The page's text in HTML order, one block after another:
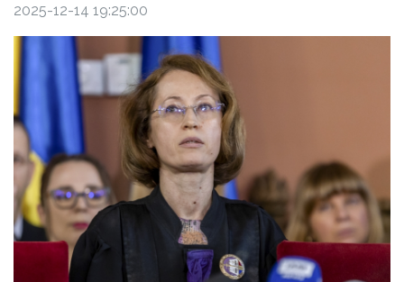
2025-12-14 19:25:00